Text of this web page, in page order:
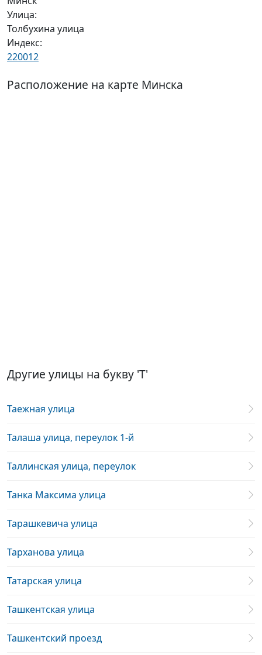
Улица:
Толбухина улица
Индекс:
220012
Расположение на карте Минска
Другие улицы на букву 'Т'
Таежная улица
Талаша улица, переулок 1-й
Таллинская улица, переулок
Танка Максима улица
Тарашкевича улица
Тарханова улица
Татарская улица
Ташкентская улица
Ташкентский проезд